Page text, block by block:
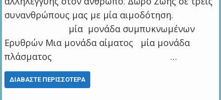
συνανθρώπους μας με μία αιμοδότηση.
μία μονάδα συμπυκνωμένων
Ερυθρών Μια μονάδα αίματος μία μονάδα
πλάσματος …
ΔΙΑΒΆΣΤΕ ΠΕΡΙΣΣΌΤΕΡΑ